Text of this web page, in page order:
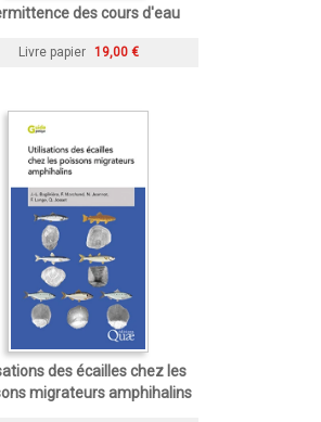
des cours d'eau
Livre papier 19,00 €
des écailles chez les
migrateurs amphihalins